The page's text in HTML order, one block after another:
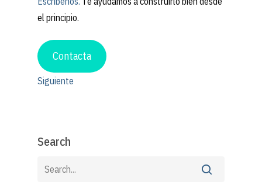
el principio.
Contacta
Siguiente
Search